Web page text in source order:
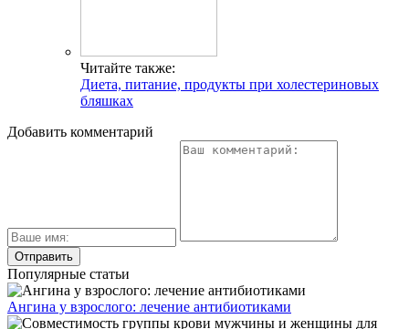
Читайте также:
Диета, питание, продукты при холестериновых
бляшках
Добавить комментарий
Популярные статьи
Ангина у взрослого: лечение антибиотиками